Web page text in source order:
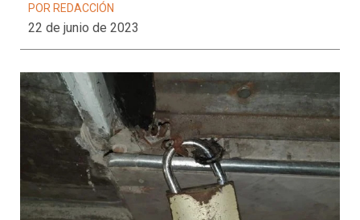
POR REDACCIÓN
22 de junio de 2023